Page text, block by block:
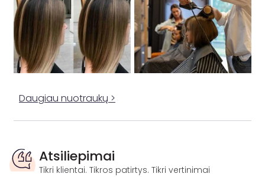
Daugiau nuotraukų >
Atsiliepimai
Tikri klientai. Tikros patirtys. Tikri vertinimai